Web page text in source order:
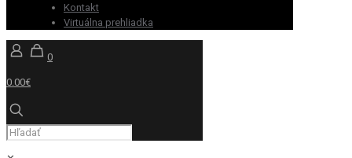
Kontakt
Virtuálna prehliadka
0
0.00€